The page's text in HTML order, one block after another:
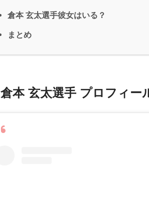
倉本 玄太選手彼女はいる？
まとめ
倉本 玄太選手 プロフィー